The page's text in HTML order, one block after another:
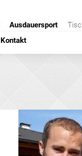
Ausdauersport
Kontakt